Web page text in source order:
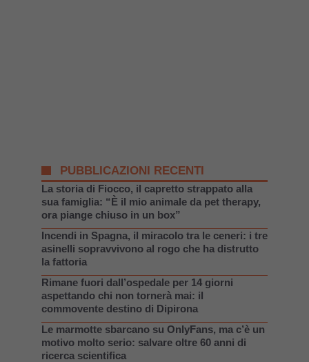
PUBBLICAZIONI RECENTI
La storia di Fiocco, il capretto strappato alla
sua famiglia: “È il mio animale da pet therapy,
ora piange chiuso in un box”
Incendi in Spagna, il miracolo tra le ceneri: i tre
asinelli sopravvivono al rogo che ha distrutto
la fattoria
Rimane fuori dall’ospedale per 14 giorni
aspettando chi non tornerà mai: il
commovente destino di Dipirona
Le marmotte sbarcano su OnlyFans, ma c’è un
motivo molto serio: salvare oltre 60 anni di
ricerca scientifica